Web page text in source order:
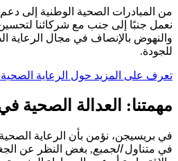
من المبادرات الصحية الوطنية إلى
نعمل جنبًا إلى جنب مع شركائنا لتحسين
والنهوض بالإنصاف في مجال
للجودة.
تعرف على المزيد حول الرعاية الصحية
مهمتنا: العدالة الصحية
في بريسيجن، نؤمن بأن الرعاية
في متناولالجميع, بغض النظر عن